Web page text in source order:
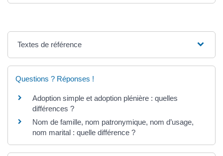
Textes de référence
Questions ? Réponses !
Adoption simple et adoption plénière : quelles
différences ?
Nom de famille, nom patronymique, nom d’usage,
nom marital : quelle différence ?